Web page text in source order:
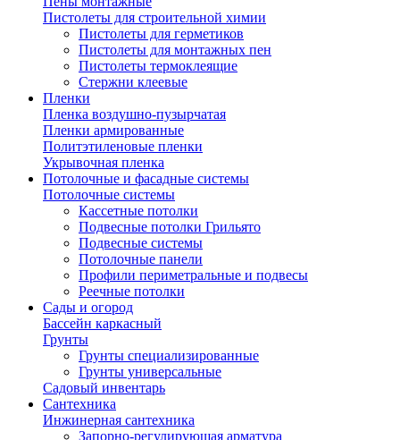
Пистолеты для строительной химии
Пистолеты для герметиков
Пистолеты для монтажных пен
Пистолеты термоклеящие
Стержни клеевые
Пленки
Пленка воздушно-пузырчатая
Пленки армированные
Политэтиленовые пленки
Укрывочная пленка
Потолочные и фасадные системы
Потолочные системы
Кассетные потолки
Подвесные потолки Грильято
Подвесные системы
Потолочные панели
Профили периметральные и подвесы
Реечные потолки
Сады и огород
Бассейн каркасный
Грунты
Грунты специализированные
Грунты универсальные
Садовый инвентарь
Сантехника
Инжинерная сантехника
Запорно-регулирующая арматура